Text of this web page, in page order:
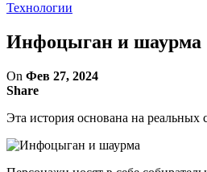
Технологии
Инфоцыган и шаурма
On Фев 27, 2024
Share
Эта история основана на реальных